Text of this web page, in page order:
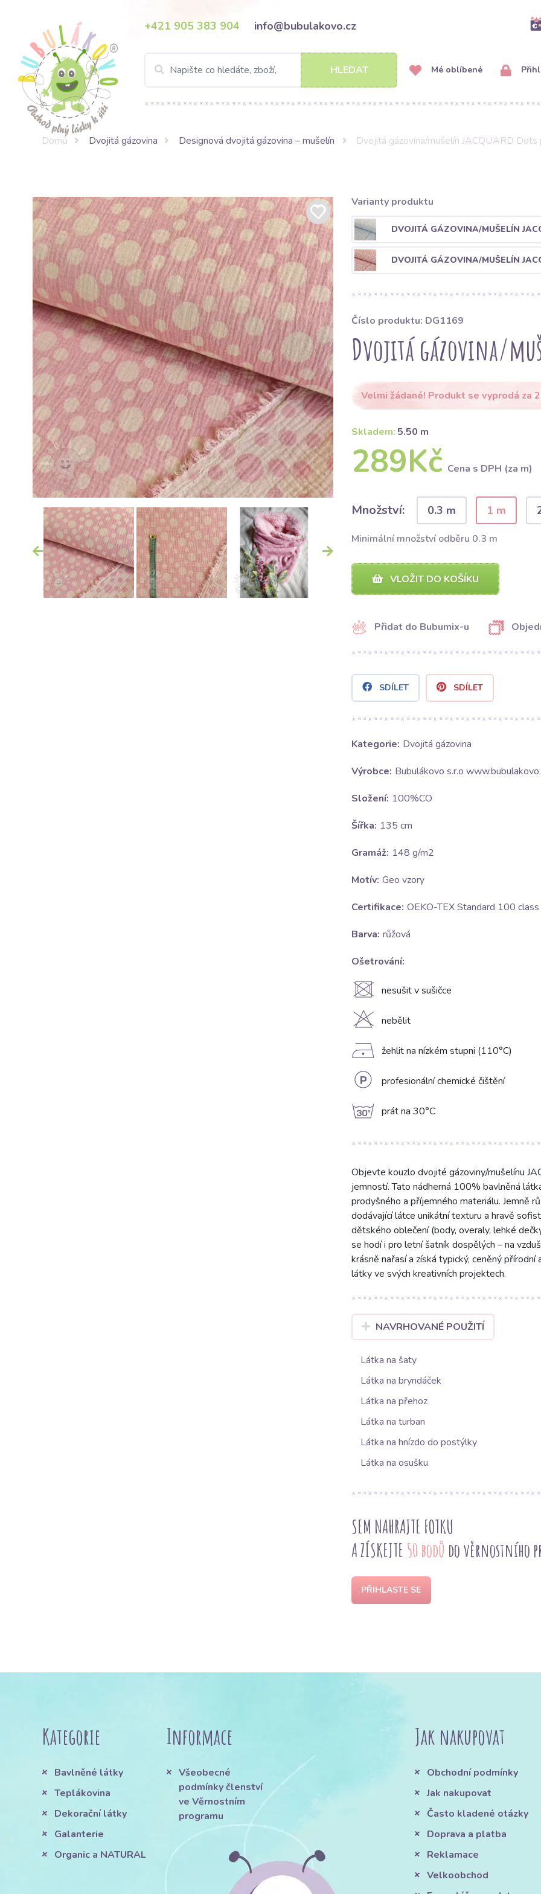
+421 905 383 904 info@bubulakovo.cz
HLEDAT Mé oblíbené
Domů Dvojitá gázovina Designová dvojitá gázovina – mušelín Dvojitá gázovina/mušelín JACQUARD Dots
Varianty produktu
DVOJITÁ GÁZOVINA/MUŠELÍN
DVOJITÁ GÁZOVINA/MUŠELÍN
Číslo produktu: DG1169
Dvojitá gázovina/
Velmi žádané! Produkt se vyprodá za
Skladem: 5.50 m
289Kč Cena s DPH (za m)
Množství: 0.3 m 1 m
Minimální množství odběru 0.3 m
VLOŽIT DO KOŠÍKU
Přidat do Bubumix-u
SDÍLET SDÍLET
Kategorie: Dvojitá gázovina
Výrobce: Bubulákovo s.r.o
Složení: 100%CO
Šířka: 135 cm
Gramáž: 148 g/m2
Motív: Geo vzory
Certifikace: OEKO-TEX Standard 100 class
Barva: růžová
Ošetrování:
U nesušit v sušičce
H nebělit
D žehlit na nízkém stupni (110°C)
L profesionální chemické čištění
g prát na 30°C
Objevte kouzlo dvojité gázoviny/mušelínu
jemností. Tato nádherná 100% bavlněná
prodyšného a příjemného materiálu. Jemně
dodávající látce unikátní texturu a hravě
dětského oblečení (body, overaly, lehké
se hodí i pro letní šatník dospělých – na
krásně nařasí a získá typický, ceněný
látky ve svých kreativních projektech.
NAVRHOVANÉ POUŽITÍ
Látka na šaty
Látka na bryndáček
Látka na přehoz
Látka na turban
Látka na hnízdo do postýlky
Látka na osušku
SEM NAHRAJTE FOTKU
A ZÍSKEJTE 50 bodů do věrnostního
PŘIHLASTE SE
Kategorie
Bavlněné látky
Teplákovina
Dekorační látky
Galanterie
Organic a NATURAL
Informace
Všeobecné
podmínky členství
ve Věrnostním
programu
Jak nakupovat
Obchodní podmínky
Jak nakupovat
Často kladené otázky
Doprava a platba
Reklamace
Velkoobchod